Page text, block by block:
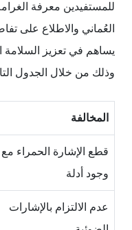
للمستفيدين معرفة
العُماني والاطلاع على
يساهم في تعزيز السلامة
وذلك من خلال الجدول
المخالفة
قطع الإشارة الحمراء مع
وجود أدلة
عدم الالتزام بالإشارات